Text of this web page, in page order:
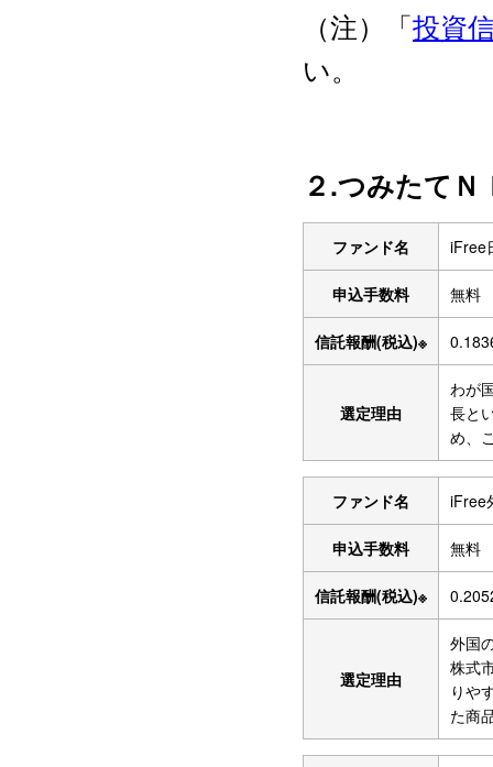
（注）「投資
い。
２.つみたて
ファンド名 iFree
申込手数料 無料
信託報酬(税込)※
選定理由
わが
長と
め、
ファンド名 iFree
申込手数料 無料
信託報酬(税込)※
選定理由
外国
株式
りや
た商